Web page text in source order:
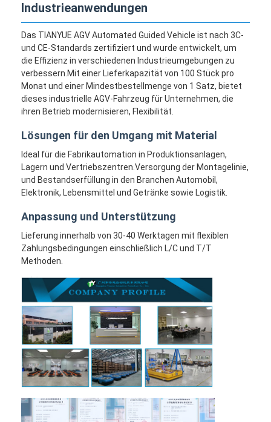
Industrieanwendungen
Das TIANYUE AGV Automated Guided Vehicle ist nach 3C-
und CE-Standards zertifiziert und wurde entwickelt, um
die Effizienz in verschiedenen Industrieumgebungen zu
verbessern.Mit einer Lieferkapazität von 100 Stück pro
Monat und einer Mindestbestellmenge von 1 Satz, bietet
dieses industrielle AGV-Fahrzeug für Unternehmen, die
ihren Betrieb modernisieren, Flexibilität.
Lösungen für den Umgang mit Material
Ideal für die Fabrikautomation in Produktionsanlagen,
Lagern und Vertriebszentren.Versorgung der Montagelinie,
und Bestandserfüllung in den Branchen Automobil,
Elektronik, Lebensmittel und Getränke sowie Logistik.
Anpassung und Unterstützung
Lieferung innerhalb von 30-40 Werktagen mit flexiblen
Zahlungsbedingungen einschließlich L/C und T/T
Methoden.